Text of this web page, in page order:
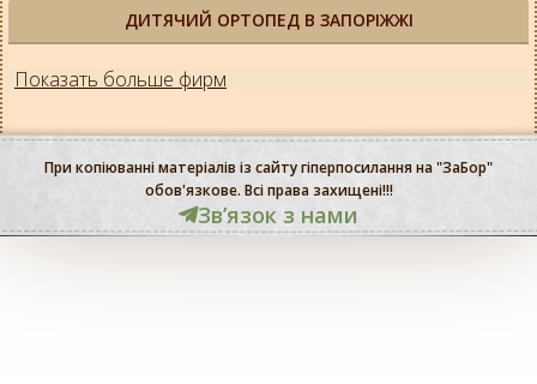
ДИТЯЧИЙ ОРТОПЕД В ЗАПОРІЖЖІ
Показать больше фирм
При копіюванні матеріалів із сайту гіперпосилання на "ЗаБор"
обов'язкове. Всі права захищені!!!
Звʼязок з нами